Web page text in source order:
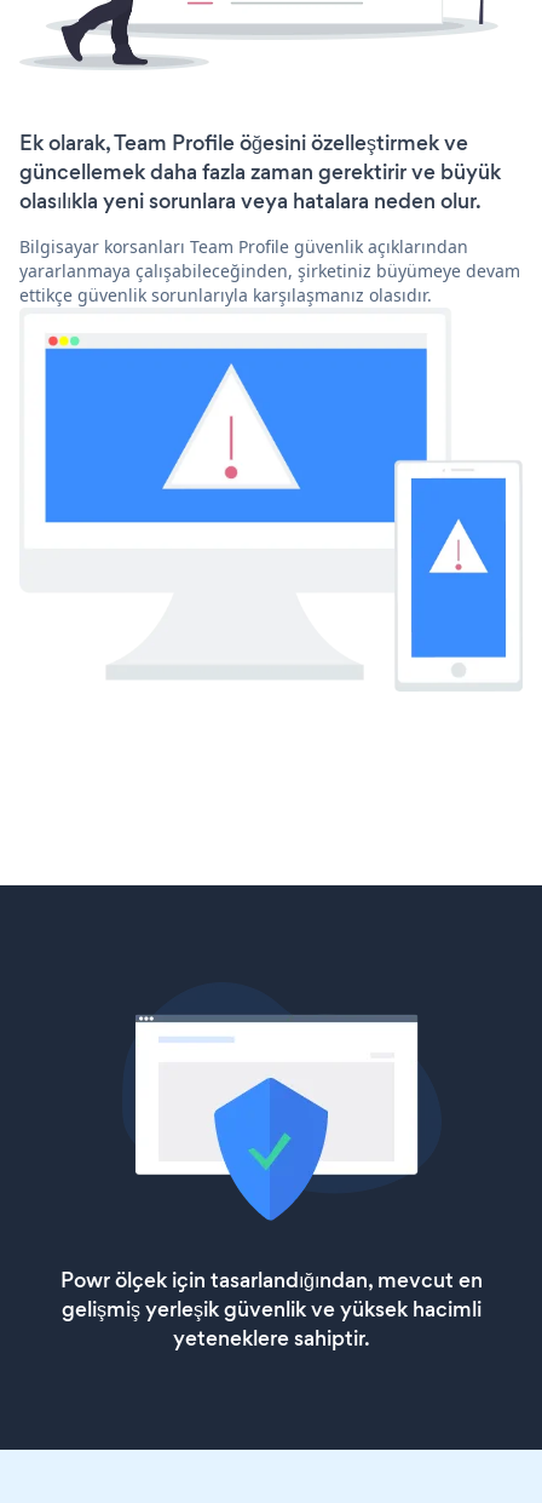
Ek olarak, Team Profile öğesini özelleştirmek ve
güncellemek daha fazla zaman gerektirir ve büyük
olasılıkla yeni sorunlara veya hatalara neden olur.
Bilgisayar korsanları Team Profile güvenlik açıklarından
yararlanmaya çalışabileceğinden, şirketiniz büyümeye devam
ettikçe güvenlik sorunlarıyla karşılaşmanız olasıdır.
Powr ölçek için tasarlandığından, mevcut en
gelişmiş yerleşik güvenlik ve yüksek hacimli
yeteneklere sahiptir.